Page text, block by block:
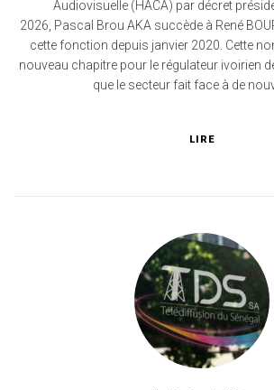
Audiovisuelle (HACA) par décret
2026, Pascal Brou AKA succède à René
cette fonction depuis janvier 2020. Cette
nouveau chapitre pour le régulateur ivoirien
que le secteur fait face à de
LIRE